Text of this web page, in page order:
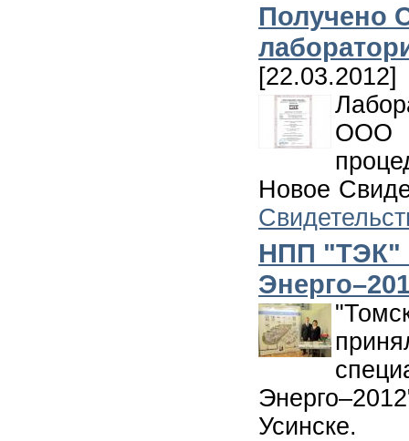
Получено
[22.03.2012]
ООО
Новое
НПП "ТЭК"
Усинске.